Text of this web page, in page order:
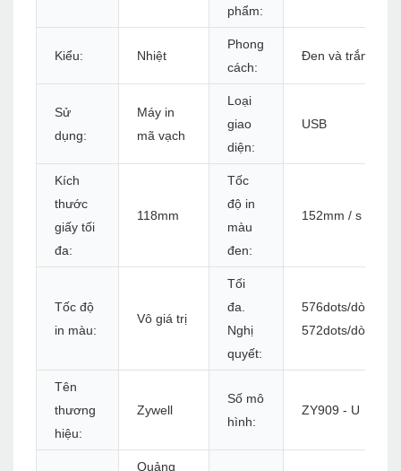
phẩm:
Kiểu: Nhiệt
Phong
cách:
Đen và trắng
Sử
dụng:
Máy in
mã vạch
Loại
giao
diện:
USB
Kích
thước
giấy tối
đa:
118mm
Tốc
độ in
màu
đen:
152mm / s
Tốc độ
in màu:
Vô giá trị
Tối
đa.
Nghị
quyết:
576dots/dòng
572dots/dòng
Tên
thương
hiệu:
Zywell
Số mô
hình:
ZY909 - U
Quảng